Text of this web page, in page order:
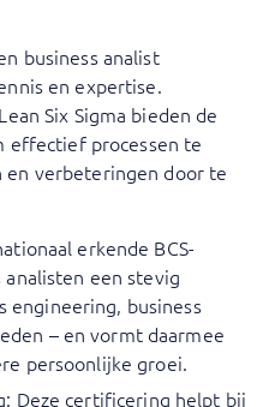
business analist
en expertise.
Six Sigma bieden de
effectief processen te
en verbeteringen door te
erkende BCS-
een stevig
engineering, business
– en vormt daarmee
persoonlijke groei.
: Deze certificering helpt bij